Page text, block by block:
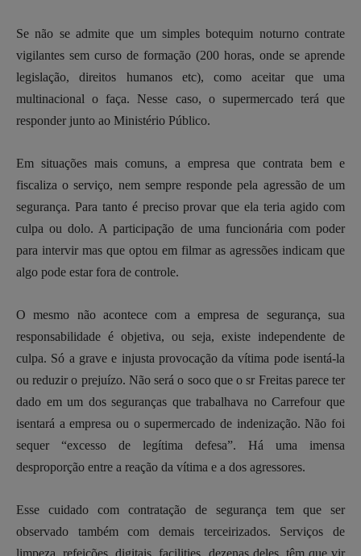
Se não se admite que um simples botequim noturno contrate
vigilantes sem curso de formação (200 horas, onde se aprende
legislação, direitos humanos etc), como aceitar que uma
multinacional o faça. Nesse caso, o supermercado terá que
responder junto ao Ministério Público.
Em situações mais comuns, a empresa que contrata bem e
fiscaliza o serviço, nem sempre responde pela agressão de um
segurança. Para tanto é preciso provar que ela teria agido com
culpa ou dolo. A participação de uma funcionária com poder
para intervir mas que optou em filmar as agressões indicam que
algo pode estar fora de controle.
O mesmo não acontece com a empresa de segurança, sua
responsabilidade é objetiva, ou seja, existe independente de
culpa. Só a grave e injusta provocação da vítima pode isentá-la
ou reduzir o prejuízo. Não será o soco que o sr Freitas parece ter
dado em um dos seguranças que trabalhava no Carrefour que
isentará a empresa ou o supermercado de indenização. Não foi
sequer “excesso de legítima defesa”. Há uma imensa
desproporção entre a reação da vítima e a dos agressores.
Esse cuidado com contratação de segurança tem que ser
observado também com demais terceirizados. Serviços de
limpeza, refeições, digitais, facilities, dezenas deles, têm que vir